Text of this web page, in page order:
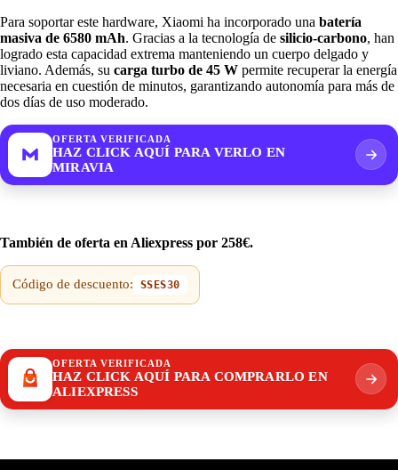
Para soportar este hardware, Xiaomi ha incorporado una batería
masiva de 6580 mAh. Gracias a la tecnología de silicio-carbono, han
logrado esta capacidad extrema manteniendo un cuerpo delgado y
liviano. Además, su carga turbo de 45 W permite recuperar la energía
necesaria en cuestión de minutos, garantizando autonomía para más de
dos días de uso moderado.
OFERTA VERIFICADA
HAZ CLICK AQUÍ PARA VERLO EN
MIRAVIA
También de oferta en Aliexpress por 258€.
Código de descuento: SSES30
OFERTA VERIFICADA
HAZ CLICK AQUÍ PARA COMPRARLO EN
ALIEXPRESS